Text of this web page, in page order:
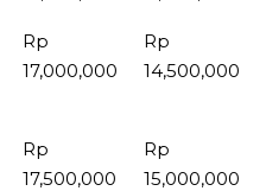
Rp
17,000,000
Rp
14,500,000
Rp
17,500,000
Rp
15,000,000